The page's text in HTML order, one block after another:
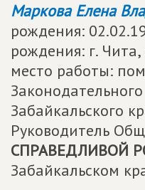
Маркова Елена
рождения:
рождения: г.
место работы:
Забайкальского
Руководитель
СПРАВЕДЛИВОЙ
Забайкальском